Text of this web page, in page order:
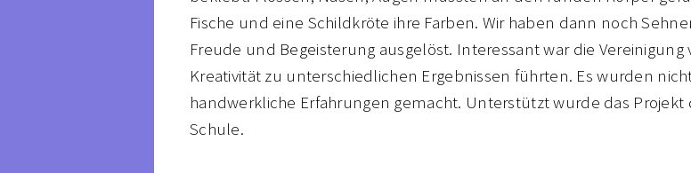
Fische und eine Schildkröte ihre Farben. Wir haben dann noch
Freude und Begeisterung ausgelöst. Interessant war die
Kreativität zu unterschiedlichen Ergebnissen führten. Es wurden
handwerkliche Erfahrungen gemacht. Unterstützt wurde das
Schule.